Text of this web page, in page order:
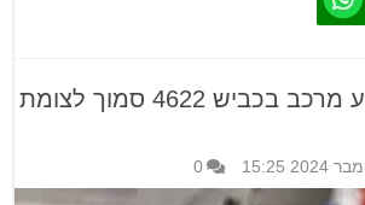
רוכב אופנוע נפגע מרכב בכביש 4622 סמוך לצומת
0